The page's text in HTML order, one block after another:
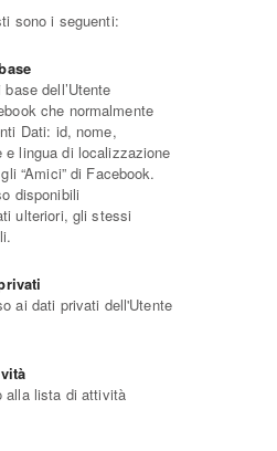
sono i seguenti:
dell’Utente
che normalmente
Dati: id, nome,
e lingua di localizzazione
“Amici” di Facebook.
disponibili
ulteriori, gli stessi
ai dati privati dell'Utente
alla lista di attività